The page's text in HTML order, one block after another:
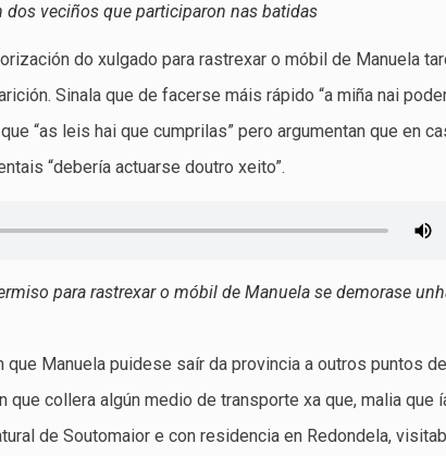
veciños que participaron nas batidas
do xulgado para rastrexar o móbil de Manuela
Sinala que de facerse máis rápido “a miña nai
“as leis hai que cumprilas” pero argumentan que en
“debería actuarse doutro xeito”.
para rastrexar o móbil de Manuela se demorase
Manuela puidese saír da provincia a outros puntos de
que collera algún medio de transporte xa que, malia que
de Soutomaior e con residencia en Redondela,